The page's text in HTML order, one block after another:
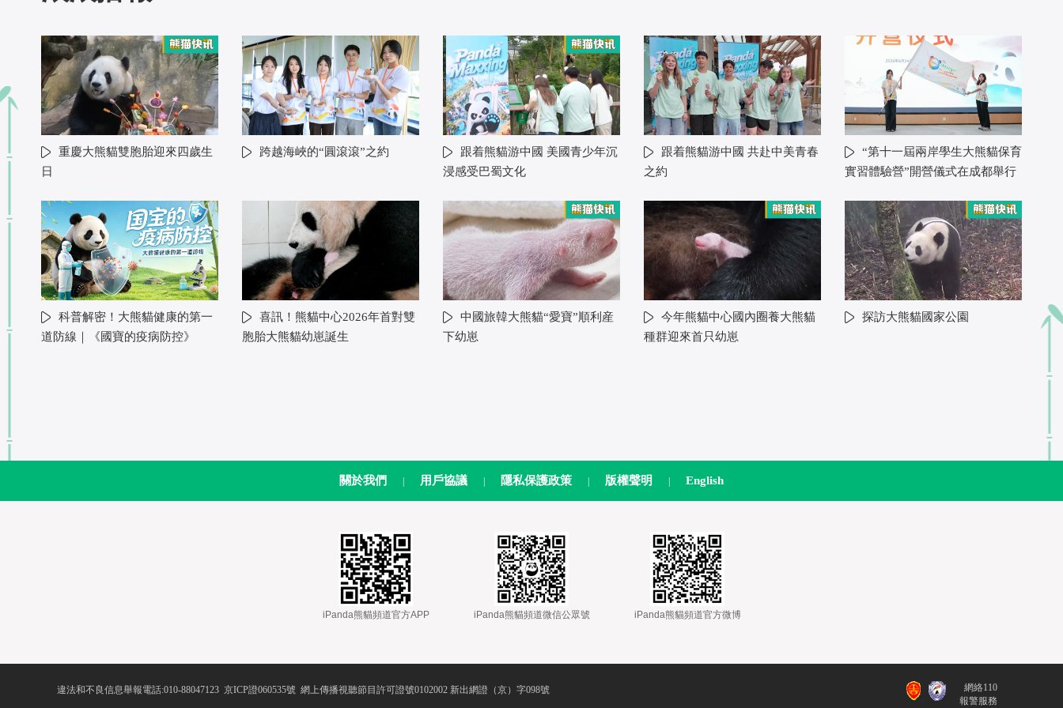
重慶大熊貓雙胞胎迎來四歲生
日
跨越海峽的“圓滾滾”之約
跟着熊貓游中國 美國青少年沉
浸感受巴蜀文化
跟着熊貓游中國 共赴中美青春
之約
“第十一屆兩岸學生大熊貓保育
實習體驗營”開營儀式在成都舉行
科普解密！大熊貓健康的第一
道防線｜《國寶的疫病防控》
喜訊！熊貓中心2026年首對雙
胞胎大熊貓幼崽誕生
中國旅韓大熊貓“愛寶”順利産
下幼崽
今年熊貓中心國內圈養大熊貓
種群迎來首只幼崽
探訪大熊貓國家公園
關於我們 用戶協議 隱私保護政策 版權聲明 English
iPanda熊貓頻道官方APP iPanda熊貓頻道微信公眾號 iPanda熊貓頻道官方微博
違法和不良信息舉報電話:010-88047123 京ICP證060535號 網上傳播視聽節目許可證號0102002 新出網證（京）字098號
網絡110
報警服務